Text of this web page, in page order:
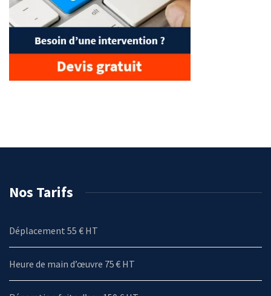
Nos Tarifs
Déplacement 55 € HT
Heure de main d’œuvre 75 € HT